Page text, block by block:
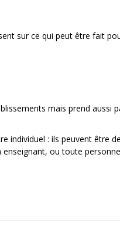
sur ce qui peut être fait
mais prend aussi
individuel : ils peuvent être
ou toute